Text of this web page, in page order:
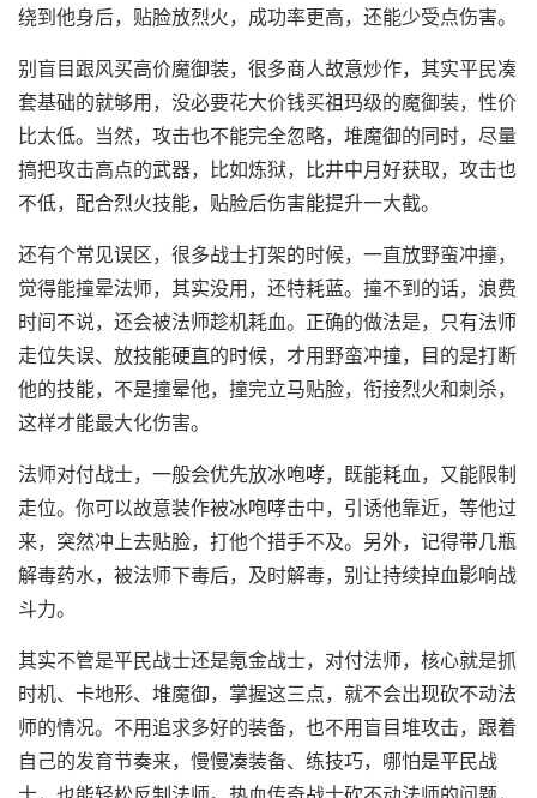
绕到他身后，贴脸放烈火，成功率更高，还能少受点伤害。
别盲目跟风买高价魔御装，很多商人故意炒作，其实平民凑
套基础的就够用，没必要花大价钱买祖玛级的魔御装，性价
比太低。当然，攻击也不能完全忽略，堆魔御的同时，尽量
搞把攻击高点的武器，比如炼狱，比井中月好获取，攻击也
不低，配合烈火技能，贴脸后伤害能提升一大截。
还有个常见误区，很多战士打架的时候，一直放野蛮冲撞，
觉得能撞晕法师，其实没用，还特耗蓝。撞不到的话，浪费
时间不说，还会被法师趁机耗血。正确的做法是，只有法师
走位失误、放技能硬直的时候，才用野蛮冲撞，目的是打断
他的技能，不是撞晕他，撞完立马贴脸，衔接烈火和刺杀，
这样才能最大化伤害。
法师对付战士，一般会优先放冰咆哮，既能耗血，又能限制
走位。你可以故意装作被冰咆哮击中，引诱他靠近，等他过
来，突然冲上去贴脸，打他个措手不及。另外，记得带几瓶
解毒药水，被法师下毒后，及时解毒，别让持续掉血影响战
斗力。
其实不管是平民战士还是氪金战士，对付法师，核心就是抓
时机、卡地形、堆魔御，掌握这三点，就不会出现砍不动法
师的情况。不用追求多好的装备，也不用盲目堆攻击，跟着
自己的发育节奏来，慢慢凑装备、练技巧，哪怕是平民战